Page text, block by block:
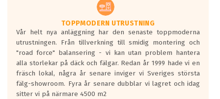
TOPPMODERN UTRUSTNING
Vår helt nya anläggning har den senaste toppmoderna
utrustningen. Från tillverkning till smidig montering och
"road force" balansering - vi kan utan problem hantera
alla storlekar på däck och fälgar. Redan år 1999 hade vi en
fräsch lokal, några år senare inviger vi Sveriges största
fälg-showroom. Fyra år senare dubblar vi lagret och idag
sitter vi på närmare 4500 m2